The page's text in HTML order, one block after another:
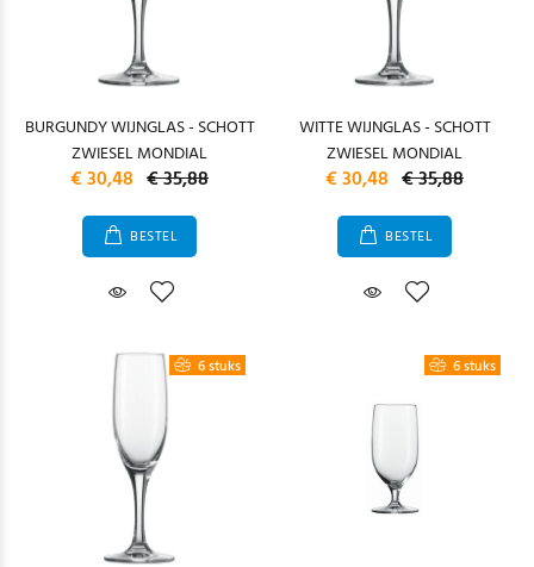
BURGUNDY WIJNGLAS - SCHOTT
ZWIESEL MONDIAL
€ 30,48 € 35,88
BESTEL
WITTE WIJNGLAS - SCHOTT
ZWIESEL MONDIAL
€ 30,48 € 35,88
BESTEL
6 stuks 6 stuks